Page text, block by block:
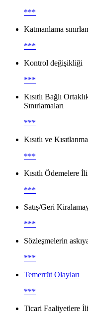
***
Katmanlama
***
Kontrol değişikliği
***
Kısıtlı Bağlı
Sınırlamaları
***
Kısıtlı ve
***
Kısıtlı Ödemelere
***
Satış/Geri
***
Sözleşmelerin
***
Temerrüt Olayları
***
Ticari Faaliyetlere